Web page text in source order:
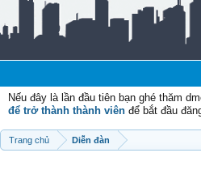
Nếu đây là lần đầu tiên bạn ghé thăm
để trở thành thành viên để bắt đầu
Trang chủ Diễn đàn